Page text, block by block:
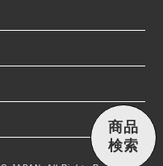
商品
検索